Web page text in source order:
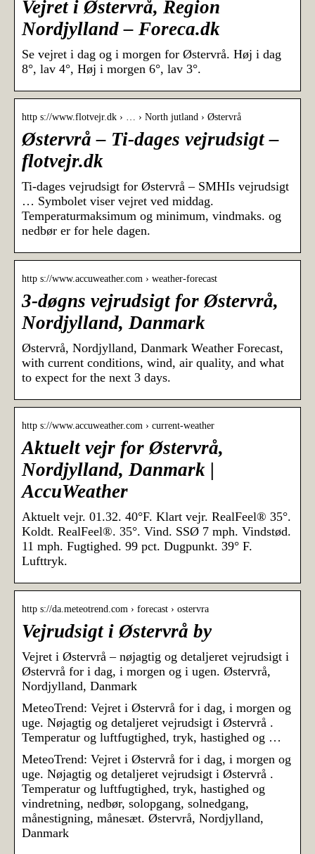
Vejret i Østervrå, Region
Nordjylland – Foreca.dk
Se vejret i dag og i morgen for Østervrå. Høj i dag
8°, lav 4°, Høj i morgen 6°, lav 3°.
http s://www.flotvejr.dk › … › North jutland › Østervrå
Østervrå – Ti-dages vejrudsigt –
flotvejr.dk
Ti-dages vejrudsigt for Østervrå – SMHIs vejrudsigt
… Symbolet viser vejret ved middag.
Temperaturmaksimum og minimum, vindmaks. og
nedbør er for hele dagen.
http s://www.accuweather.com › weather-forecast
3-døgns vejrudsigt for Østervrå,
Nordjylland, Danmark
Østervrå, Nordjylland, Danmark Weather Forecast,
with current conditions, wind, air quality, and what
to expect for the next 3 days.
http s://www.accuweather.com › current-weather
Aktuelt vejr for Østervrå,
Nordjylland, Danmark |
AccuWeather
Aktuelt vejr. 01.32. 40°F. Klart vejr. RealFeel® 35°.
Koldt. RealFeel®. 35°. Vind. SSØ 7 mph. Vindstød.
11 mph. Fugtighed. 99 pct. Dugpunkt. 39° F.
Lufttryk.
http s://da.meteotrend.com › forecast › ostervra
Vejrudsigt i Østervrå by
Vejret i Østervrå – nøjagtig og detaljeret vejrudsigt i
Østervrå for i dag, i morgen og i ugen. Østervrå,
Nordjylland, Danmark
MeteoTrend: Vejret i Østervrå for i dag, i morgen og
uge. Nøjagtig og detaljeret vejrudsigt i Østervrå .
Temperatur og luftfugtighed, tryk, hastighed og …
MeteoTrend: Vejret i Østervrå for i dag, i morgen og
uge. Nøjagtig og detaljeret vejrudsigt i Østervrå .
Temperatur og luftfugtighed, tryk, hastighed og
vindretning, nedbør, solopgang, solnedgang,
månestigning, månesæt. Østervrå, Nordjylland,
Danmark